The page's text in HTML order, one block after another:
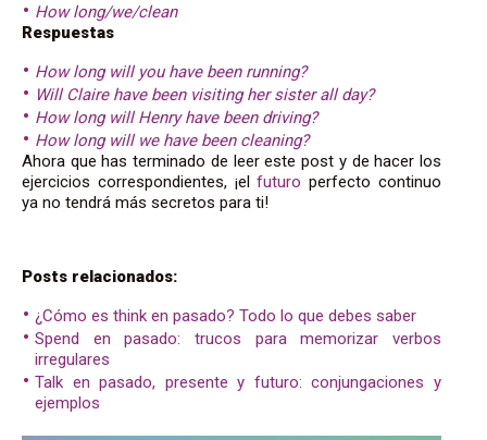
How long/we/clean
Respuestas
How long will you have been running?
Will Claire have been visiting her sister all day?
How long will Henry have been driving?
How long will we have been cleaning?
Ahora que has terminado de leer este post y de hacer los
ejercicios correspondientes, ¡elfuturo perfecto continuo
ya no tendrá más secretos para ti!
Posts relacionados:
¿Cómo es think en pasado? Todo lo que debes saber
Spend en pasado: trucos para memorizar verbos
irregulares
Talk en pasado, presente y futuro: conjungaciones y
ejemplos